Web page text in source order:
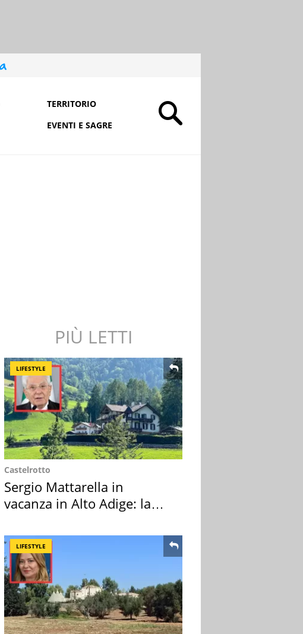
TERRITORIO
EVENTI E SAGRE
PIÙ LETTI
LIFESTYLE
Castelrotto
Sergio Mattarella in
vacanza in Alto Adige: la
LIFESTYLE